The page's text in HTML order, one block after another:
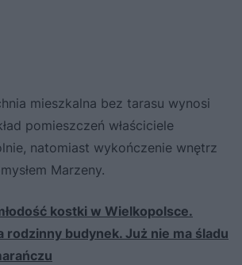
mieszkalna bez tarasu wynosi
pomieszczeń właściciele
natomiast wykończenie wnętrz
Marzeny.
kostki w Wielkopolsce.
rodzinny budynek. Już nie ma śladu